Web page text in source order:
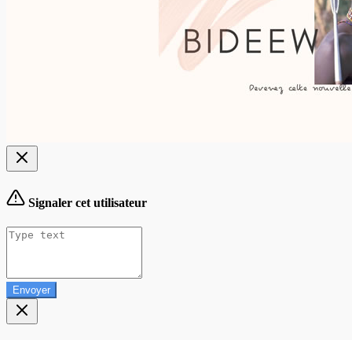
Signaler cet utilisateur
Envoyer